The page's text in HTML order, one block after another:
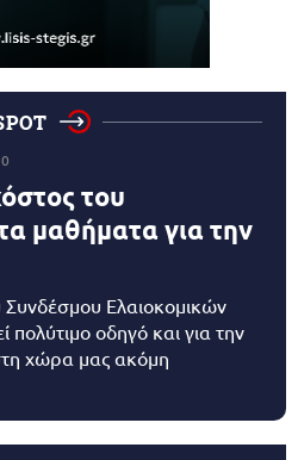
του
μαθήματα για την
Συνδέσμου Ελαιοκομικών
οδηγό και για την
χώρα μας ακόμη